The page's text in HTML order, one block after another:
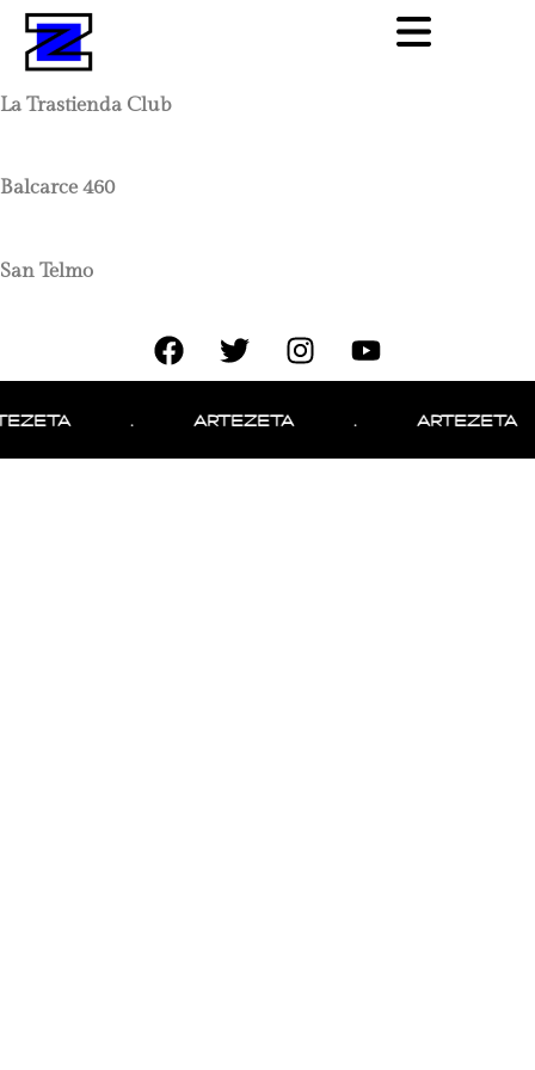
La Trastienda Club
Balcarce 460
San Telmo
. ARTEZETA . ARTEZETA